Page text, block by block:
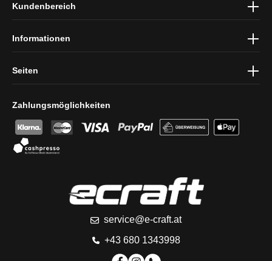
und dieAGBgelesen und bin mit ihnen einverstanden.
Zahlungsmöglichkeiten
service@e-craft.at
+43 680 1343998
Kundenbereich
Informationen
Seiten